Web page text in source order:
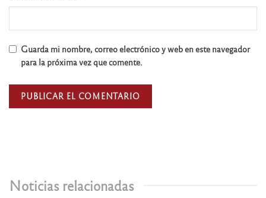
Noticias relacionadas
Guarda mi nombre, correo electrónico y web en este navegador
para la próxima vez que comente.